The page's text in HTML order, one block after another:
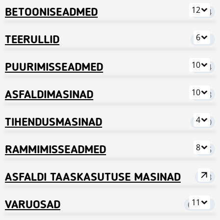
BETOONISEADMED 1864
12
TEERULLID 3771
6
PUURIMISSEADMED 2254
10
ASFALDIMASINAD 1668
10
TIHENDUSMASINAD 1790
4
RAMMIMISSEADMED 475
8
ASFALDI TAASKASUTUSE MASINAD 138
VARUOSAD 62 001
11